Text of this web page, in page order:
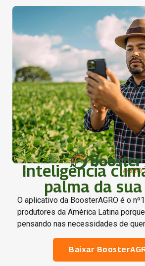
Inteligência
palma da
O aplicativo da BoosterAGRO é o
produtores da América Latina
pensando nas necessidades de
Baixar